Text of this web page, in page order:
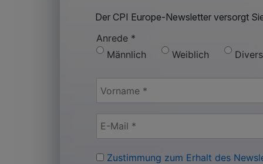
Der CPI Europe-Newsletter versorgt
Anrede *
Männlich
Weiblich Divers
Zustimmung zum Erhalt des